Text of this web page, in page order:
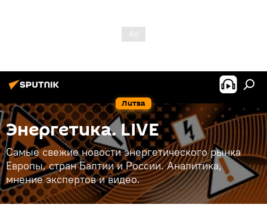
Литва
Энергетика. LIVE
Самые свежие новости энергетического рынка
Европы, стран Балтии и России. Аналитика,
мнение экспертов и видео.